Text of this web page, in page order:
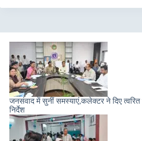
जनसंवाद में सुनीं समस्याएं,कलेक्टर ने दिए
निर्देश